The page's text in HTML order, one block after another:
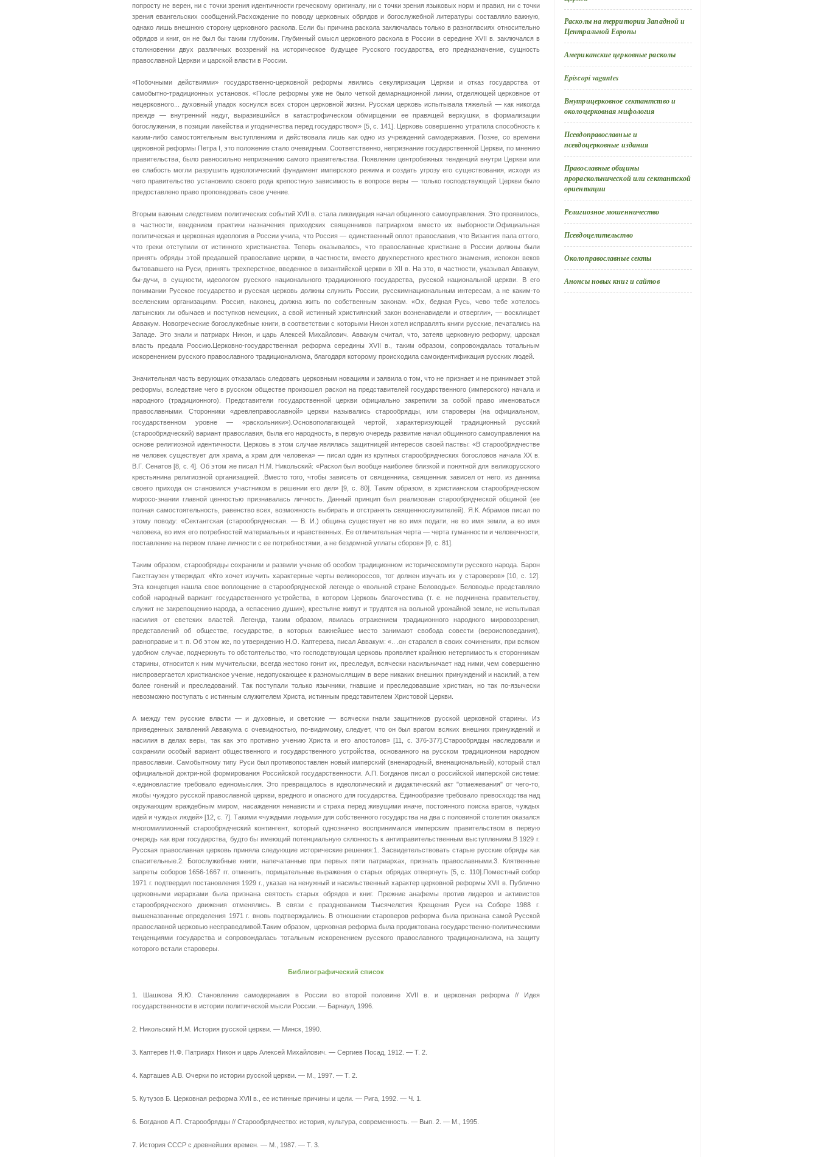
попросту не верен, ни с точки зрения идентичности греческому оригиналу, ни с точки зрения языковых норм и правил, ни с точки
зрения евангельских сообщений.Расхождение по поводу церковных обрядов и богослужебной литературы составляло важную,
однако лишь внешнюю сторону церковного раскола. Если бы причина раскола заключалась только в разногласиях относительно
обрядов и книг, он не был бы таким глубоким. Глубинный смысл церковного раскола в России в середине XVII в. заключался в
столкновении двух различных воззрений на историческое будущее Русского государства, его предназначение, сущность
православной Церкви и царской власти в России.
«Побочными действиями» государственно-церковной реформы явились секуляризация Церкви и отказ государства от
самобытно-традиционных установок. «После реформы уже не было четкой демарнационной линии, отделяющей церковное от
нецерковного... духовный упадок коснулся всех сторон церковной жизни. Русская церковь испытывала тяжелый — как никогда
прежде — внутренний недуг, выразившийся в катастрофическом обмирщении ее правящей верхушки, в формализации
богослужения, в позиции лакейства и угодничества перед государством» [5, с. 141]. Церковь совершенно утратила способность к
каким-либо самостоятельным выступлениям и действовала лишь как одно из учреждений самодержавия. Позже, со времени
церковной реформы Петра I, это положение стало очевидным. Соответственно, непризнание государственной Церкви, по мнению
правительства, было равносильно непризнанию самого правительства. Появление центробежных тенденций внутри Церкви или
ее слабость могли разрушить идеологический фундамент имперского режима и создать угрозу его существования, исходя из
чего правительство установило своего рода крепостную зависимость в вопросе веры — только господствующей Церкви было
предоставлено право проповедовать свое учение.
Вторым важным следствием политических событий XVII в. стала ликвидация начал общинного самоуправления. Это проявилось,
в частности, введением практики назначения приходских священников патриархом вместо их выборности.Официальная
политическая и церковная идеология в России учила, что Россия — единственный оплот православия, что Византия пала оттого,
что греки отступили от истинного христианства. Теперь оказывалось, что православные христиане в России должны были
принять обряды этой предавшей православие церкви, в частности, вместо двухперстного крестного знамения, испокон веков
бытовавшего на Руси, принять трехперстное, введенное в византийской церкви в XII в. На это, в частности, указывал Аввакум,
бы-дучи, в сущности, идеологом русского национального традиционного государства, русской национальной церкви. В его
понимании Русское государство и русская церковь должны служить России, русскимнациональным интересам, а не каким-то
вселенским организациям. Россия, наконец, должна жить по собственным законам. «Ох, бедная Русь, чево тебе хотелось
латынских ли обычаев и поступков немецких, а свой истинный християнский закон возненавидели и отвергли», — восклицает
Аввакум. Новогреческие богослужебные книги, в соответствии с которыми Никон хотел исправлять книги русские, печатались на
Западе. Это знали и патриарх Никон, и царь Алексей Михайлович. Аввакум считал, что, затеяв церковную реформу, царская
власть предала Россию.Церковно-государственная реформа середины XVII в., таким образом, сопровождалась тотальным
искоренением русского православного традиционализма, благодаря которому происходила самоидентификация русских людей.
Значительная часть верующих отказалась следовать церковным новациям и заявила о том, что не признает и не принимает этой
реформы, вследствие чего в русском обществе произошел раскол на представителей государственного (имперского) начала и
народного (традиционного). Представители государственной церкви официально закрепили за собой право именоваться
православными. Сторонники «древлеправославной» церкви назывались старообрядцы, или староверы (на официальном,
государственном уровне — «раскольники»).Основополагающей чертой, характеризующей традиционный русский
(старообрядческий) вариант православия, была его народность, в первую очередь развитие начал общинного самоуправления на
основе религиозной идентичности. Церковь в этом случае являлась защитницей интересов своей паствы: «В старообрядчестве
не человек существует для храма, а храм для человека» — писал один из крупных старообрядческих богословов начала XX в.
В.Г. Сенатов [8, с. 4]. Об этом же писал Н.М. Никольский: «Раскол был вообще наиболее близкой и понятной для великорусского
крестьянина религиозной организацией. .Вместо того, чтобы зависеть от священника, священник зависел от него. из данника
своего прихода он становился участником в решении его дел» [9, с. 80]. Таким образом, в христианском старообрядческом
миросо-знании главной ценностью признавалась личность. Данный принцип был реализован старообрядческой общиной (ее
полная самостоятельность, равенство всех, возможность выбирать и отстранять священнослужителей). Я.К. Абрамов писал по
этому поводу: «Сектантская (старообрядческая. — В. И.) община существует не во имя подати, не во имя земли, а во имя
человека, во имя его потребностей материальных и нравственных. Ее отличительная черта — черта гуманности и человечности,
поставление на первом плане личности с ее потребностями, а не бездомной уплаты сборов» [9, с. 81].
Таким образом, старообрядцы сохранили и развили учение об особом традиционном историческомпути русского народа. Барон
Гакстгаузен утверждал: «Кто хочет изучить характерные черты великороссов, тот должен изучать их у староверов» [10, с. 12].
Эта концепция нашла свое воплощение в старообрядческой легенде о «вольной стране Беловодье». Беловодье представляло
собой народный вариант государственного устройства, в котором Церковь благочестива (т. е. не подчинена правительству,
служит не закрепощению народа, а «спасению души»), крестьяне живут и трудятся на вольной урожайной земле, не испытывая
насилия от светских властей. Легенда, таким образом, явилась отражением традиционного народного мировоззрения,
представлений об обществе, государстве, в которых важнейшее место занимают свобода совести (вероисповедания),
равноправие и т. п. Об этом же, по утверждению Н.О. Каптерева, писал Аввакум: «.. .он старался в своих сочинениях, при всяком
удобном случае, подчеркнуть то обстоятельство, что господствующая церковь проявляет крайнюю нетерпимость к сторонникам
старины, относится к ним мучительски, всегда жестоко гонит их, преследуя, всячески насильничает над ними, чем совершенно
ниспровергается христианское учение, недопускающее к разномыслящим в вере никаких внешних принуждений и насилий, а тем
более гонений и преследований. Так поступали только язычники, гнавшие и преследовавшие христиан, но так по-язычески
невозможно поступать с истинным служителем Христа, истинным представителем Христовой Церкви.
А между тем русские власти — и духовные, и светские — всячески гнали защитников русской церковной старины. Из
приведенных заявлений Аввакума с очевидностью, по-видимому, следует, что он был врагом всяких внешних принуждений и
насилия в делах веры, так как это противно учению Христа и его апостолов» [11, с. 376-377].Старообрядцы наследовали и
сохранили особый вариант общественного и государственного устройства, основанного на русском традиционном народном
православии. Самобытному типу Руси был противопоставлен новый имперский (вненародный, вненациональный), который стал
официальной доктри-ной формирования Российской государственности. А.П. Богданов писал о российской имперской системе:
«.единовластие требовало единомыслия. Это превращалось в идеологический и дидактический акт "отмежевания" от чего-то,
якобы чуждого русской православной церкви, вредного и опасного для государства. Единообразие требовало превосходства над
окружающим враждебным миром, насаждения ненависти и страха перед живущими иначе, постоянного поиска врагов, чуждых
идей и чуждых людей» [12, с. 7]. Такими «чуждыми людьми» для собственного государства на два с половиной столетия оказался
многомиллионный старообрядческий контингент, который однозначно воспринимался имперским правительством в первую
очередь как враг государства, будто бы имеющий потенциальную склонность к антиправительственным выступлениям.В 1929 г.
Русская православная церковь приняла следующие исторические решения:1. Засвидетельствовать старые русские обряды как
спасительные.2. Богослужебные книги, напечатанные при первых пяти патриархах, признать православными.3. Клятвенные
запреты соборов 1656-1667 гг. отменить, порицательные выражения о старых обрядах отвергнуть [5, с. 110].Поместный собор
1971 г. подтвердил постановления 1929 г., указав на ненужный и насильственный характер церковной реформы XVII в. Публично
церковными иерархами была признана святость старых обрядов и книг. Прежние анафемы против лидеров и активистов
старообрядческого движения отменялись. В связи с празднованием Тысячелетия Крещения Руси на Соборе 1988 г.
вышеназванные определения 1971 г. вновь подтверждались. В отношении староверов реформа была признана самой Русской
православной церковью несправедливой.Таким образом, церковная реформа была продиктована государственно-политическими
тенденциями государства и сопровождалась тотальным искоренением русского православного традиционализма, на защиту
которого встали староверы.
Библиографический список
1. Шашкова Я.Ю. Становление самодержавия в России во второй половине XVII в. и церковная реформа // Идея
государственности в истории политической мысли России. — Барнаул, 1996.
2. Никольский Н.М. История русской церкви. — Минск, 1990.
3. Каптерев Н.Ф. Патриарх Никон и царь Алексей Михайлович. — Сергиев Посад, 1912. — Т. 2.
4. Карташев А.В. Очерки по истории русской церкви. — М., 1997. — Т. 2.
5. Кутузов Б. Церковная реформа XVII в., ее истинные причины и цели. — Рига, 1992. — Ч. 1.
6. Богданов А.П. Старообрядцы // Старообрядчество: история, культура, современность. — Вып. 2. — М., 1995.
7. История СССР с древнейших времен. — М., 1987. — Т. 3.
Расколы на территории Западной и
Центральной Европы
Американские церковные расколы
Episcopi vagantes
Внутрицерковное сектантство и
околоцерковная мифология
Псевдоправославные и
псевдоцерковные издания
Православные общины
прораскольнической или сектантской
ориентации
Религиозное мошенничество
Псевдоцелительство
Околоправославные секты
Анонсы новых книг и сайтов